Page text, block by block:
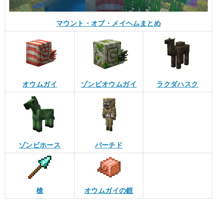
マウント・オブ・メイヘムまとめ
オウムガイ ゾンビオウムガイ ラクダハスク
ゾンビホース パーチド
槍 オウムガイの鎧